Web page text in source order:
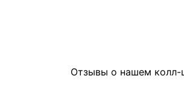
Отзывы о нашем колл-